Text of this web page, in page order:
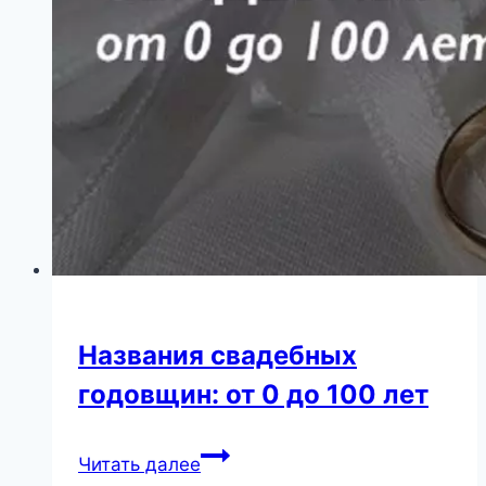
Названия свадебных
годовщин: от 0 до 100 лет
Читать далееНазвания